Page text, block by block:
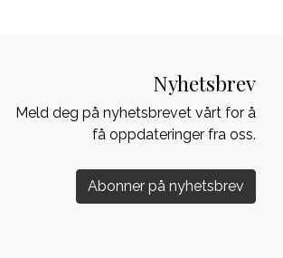
Nyhetsbrev
Meld deg på nyhetsbrevet vårt for å
få oppdateringer fra oss.
Abonner på nyhetsbrev